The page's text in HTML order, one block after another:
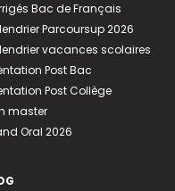
Bac de Français
Parcoursup 2026
vacances scolaires
Post Bac
Post Collège
master
Oral 2026